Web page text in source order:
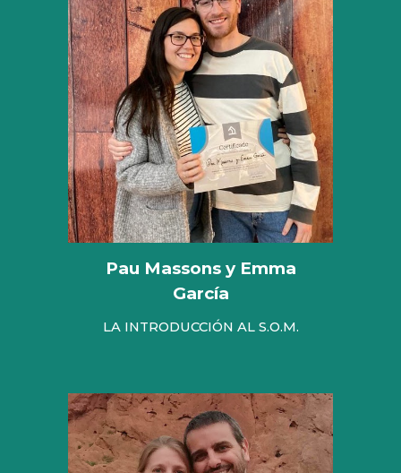
Pau Massons y Emma
García
LA INTRODUCCIÓN AL S.O.M.